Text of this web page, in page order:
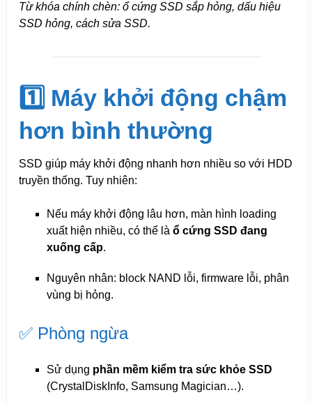
Từ khóa chính chèn: ổ cứng SSD sắp hỏng, dấu hiệu
SSD hỏng, cách sửa SSD.
1️⃣ Máy khởi động chậm
hơn bình thường
SSD giúp máy khởi động nhanh hơn nhiều so với HDD
truyền thống. Tuy nhiên:
Nếu máy khởi động lâu hơn, màn hình loading
xuất hiện nhiều, có thể là ổ cứng SSD đang
xuống cấp.
Nguyên nhân: block NAND lỗi, firmware lỗi, phân
vùng bị hỏng.
✅ Phòng ngừa
Sử dụng phần mềm kiểm tra sức khỏe SSD
(CrystalDiskInfo, Samsung Magician…).